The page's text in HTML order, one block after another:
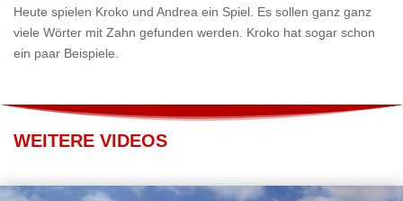
Heute spielen Kroko und Andrea ein Spiel. Es sollen ganz ganz
viele Wörter mit Zahn gefunden werden. Kroko hat sogar schon
ein paar Beispiele.
WEITERE VIDEOS